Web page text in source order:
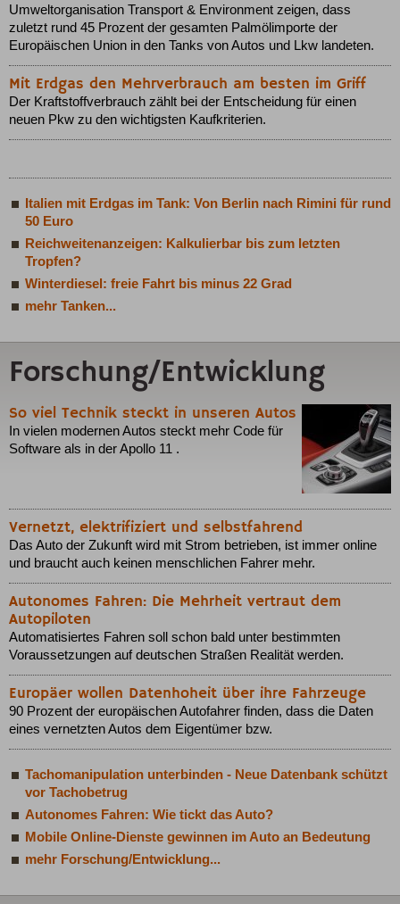
Umweltorganisation Transport & Environment zeigen, dass
zuletzt rund 45 Prozent der gesamten Palmölimporte der
Europäischen Union in den Tanks von Autos und Lkw landeten.
Mit Erdgas den Mehrverbrauch am besten im Griff
Der Kraftstoffverbrauch zählt bei der Entscheidung für einen
neuen Pkw zu den wichtigsten Kaufkriterien.
Italien mit Erdgas im Tank: Von Berlin nach Rimini für rund
50 Euro
Reichweitenanzeigen: Kalkulierbar bis zum letzten
Tropfen?
Winterdiesel: freie Fahrt bis minus 22 Grad
mehr Tanken...
Forschung/Entwicklung
So viel Technik steckt in unseren Autos
In vielen modernen Autos steckt mehr Code für
Software als in der Apollo 11 .
Vernetzt, elektrifiziert und selbstfahrend
Das Auto der Zukunft wird mit Strom betrieben, ist immer online
und braucht auch keinen menschlichen Fahrer mehr.
Autonomes Fahren: Die Mehrheit vertraut dem
Autopiloten
Automatisiertes Fahren soll schon bald unter bestimmten
Voraussetzungen auf deutschen Straßen Realität werden.
Europäer wollen Datenhoheit über ihre Fahrzeuge
90 Prozent der europäischen Autofahrer finden, dass die Daten
eines vernetzten Autos dem Eigentümer bzw.
Tachomanipulation unterbinden - Neue Datenbank schützt
vor Tachobetrug
Autonomes Fahren: Wie tickt das Auto?
Mobile Online-Dienste gewinnen im Auto an Bedeutung
mehr Forschung/Entwicklung...